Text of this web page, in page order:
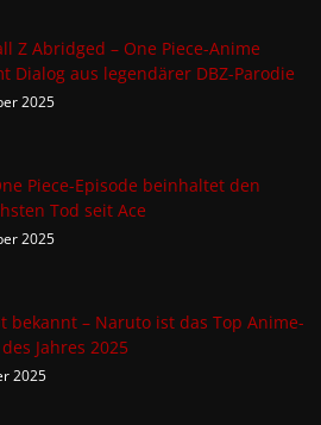
Z Abridged – One Piece-Anime
Dialog aus legendärer DBZ-Parodie
2025
Piece-Episode beinhaltet den
Tod seit Ace
2025
bekannt – Naruto ist das Top Anime-
Jahres 2025
2025